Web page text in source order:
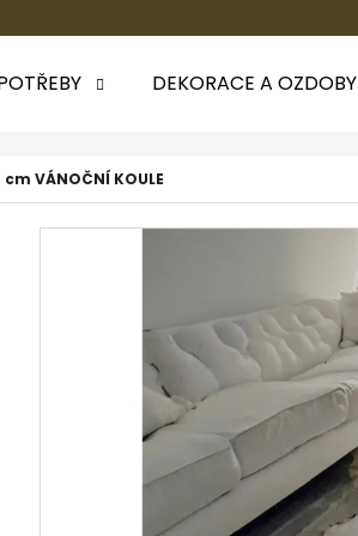
DEKORACE A OZDOBY
VÁNOČNÍ KOULE
DOPORUČUJEME